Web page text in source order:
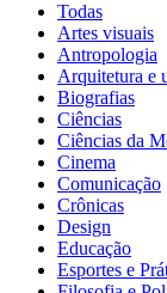
Todas
Artes visuais
Antropologia
Arquitetura e
Biografias
Ciências
Ciências da
Cinema
Comunicação
Crônicas
Design
Educação
Esportes e